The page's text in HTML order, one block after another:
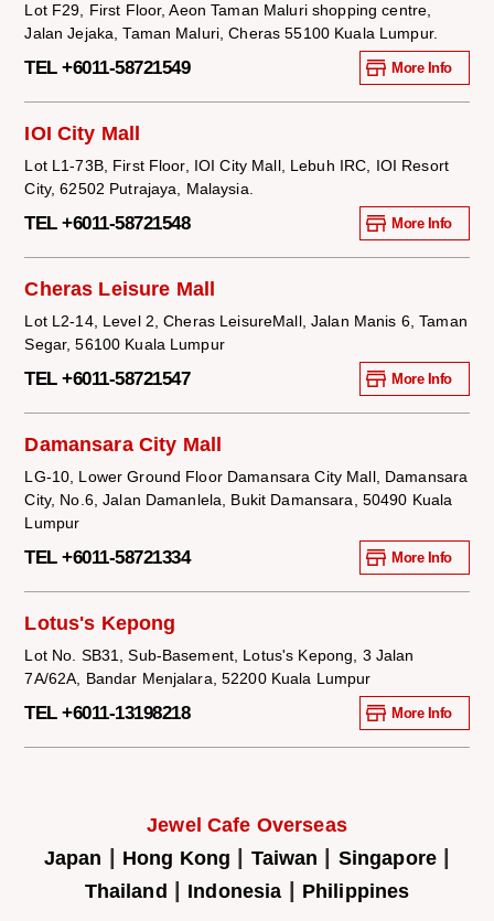
Lot F29, First Floor, Aeon Taman Maluri shopping centre,
Jalan Jejaka, Taman Maluri, Cheras 55100 Kuala Lumpur.
TEL +6011-58721549 More Info
IOI City Mall
Lot L1-73B, First Floor, IOI City Mall, Lebuh IRC, IOI Resort
City, 62502 Putrajaya, Malaysia.
TEL +6011-58721548 More Info
Cheras Leisure Mall
Lot L2-14, Level 2, Cheras LeisureMall, Jalan Manis 6, Taman
Segar, 56100 Kuala Lumpur
TEL +6011-58721547 More Info
Damansara City Mall
LG-10, Lower Ground Floor Damansara City Mall, Damansara
City, No.6, Jalan Damanlela, Bukit Damansara, 50490 Kuala
Lumpur
TEL +6011-58721334 More Info
Lotus's Kepong
Lot No. SB31, Sub-Basement, Lotus's Kepong, 3 Jalan
7A/62A, Bandar Menjalara, 52200 Kuala Lumpur
TEL +6011-13198218 More Info
Jewel Cafe Overseas
Japan
Hong Kong Taiwan Singapore
Thailand Indonesia Philippines